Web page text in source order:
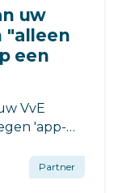
uw
"alleen
een
VvE
'app-
een vaste
Partner